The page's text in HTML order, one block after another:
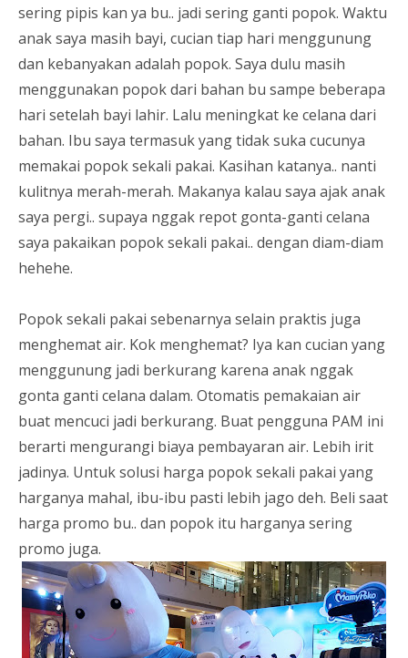
sering pipis kan ya bu.. jadi sering ganti popok. Waktu
anak saya masih bayi, cucian tiap hari menggunung
dan kebanyakan adalah popok. Saya dulu masih
menggunakan popok dari bahan bu sampe beberapa
hari setelah bayi lahir. Lalu meningkat ke celana dari
bahan. Ibu saya termasuk yang tidak suka cucunya
memakai popok sekali pakai. Kasihan katanya.. nanti
kulitnya merah-merah. Makanya kalau saya ajak anak
saya pergi.. supaya nggak repot gonta-ganti celana
saya pakaikan popok sekali pakai.. dengan diam-diam
hehehe.
Popok sekali pakai sebenarnya selain praktis juga
menghemat air. Kok menghemat? Iya kan cucian yang
menggunung jadi berkurang karena anak nggak
gonta ganti celana dalam. Otomatis pemakaian air
buat mencuci jadi berkurang. Buat pengguna PAM ini
berarti mengurangi biaya pembayaran air. Lebih irit
jadinya. Untuk solusi harga popok sekali pakai yang
harganya mahal, ibu-ibu pasti lebih jago deh. Beli saat
harga promo bu.. dan popok itu harganya sering
promo juga.